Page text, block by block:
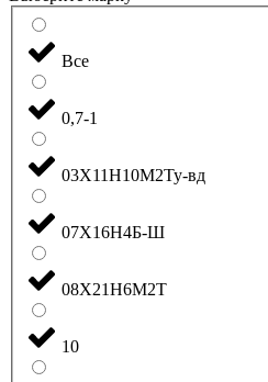
Все
0,7-1
03Х11Н10М2Ту-вд
07Х16Н4Б-Ш
08Х21Н6М2Т
10